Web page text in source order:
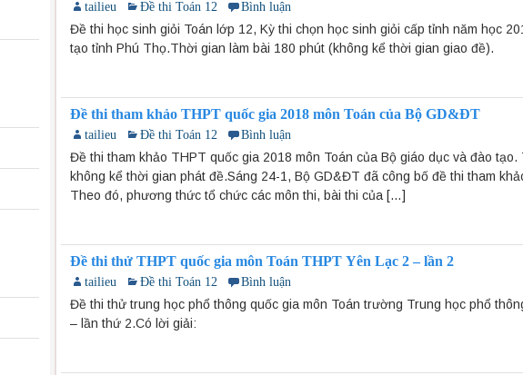
tailieu Đề thi Toán 12 Bình luận
Đề thi học sinh giỏi Toán lớp 12, Kỳ thi chọn học sinh giỏi cấp tỉnh năm học
tạo tỉnh Phú Thọ.Thời gian làm bài 180 phút (không kể thời gian giao đề).
Đề thi tham khảo THPT quốc gia 2018 môn Toán của Bộ GD&ĐT
tailieu Đề thi Toán 12 Bình luận
Đề thi tham khảo THPT quốc gia 2018 môn Toán của Bộ giáo dục và đào
không kể thời gian phát đề.Sáng 24-1, Bộ GD&ĐT đã công bố đề thi tham
Theo đó, phương thức tổ chức các môn thi, bài thi của […]
Đề thi thử THPT quốc gia môn Toán THPT Yên Lạc 2 – lần 2
tailieu Đề thi Toán 12 Bình luận
Đề thi thử trung học phổ thông quốc gia môn Toán trường Trung học phổ
– lần thứ 2.Có lời giải: